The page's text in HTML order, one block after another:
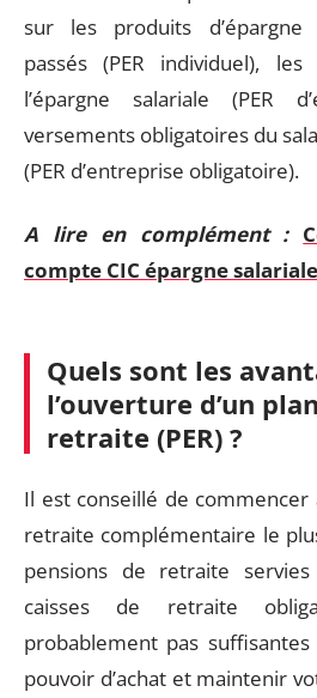
sur les produits d’épargne
passés (PER individuel),
l’épargne salariale (PER
versements obligatoires du
(PER d’entreprise obligatoire).
A lire en complément :
compte CIC épargne
Quels sont les
l’ouverture d’un
retraite (PER) ?
Il est conseillé de
retraite complémentaire le
pensions de retraite
caisses de retraite
probablement pas
pouvoir d’achat et maintenir